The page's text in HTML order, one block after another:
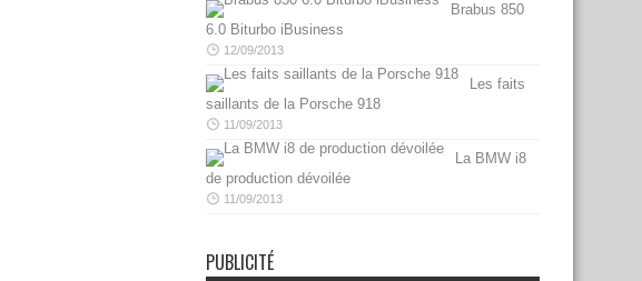
Brabus 850
6.0 Biturbo iBusiness
12/09/2013
Les faits
saillants de la Porsche 918
11/09/2013
La BMW i8
de production dévoilée
11/09/2013
PUBLICITÉ